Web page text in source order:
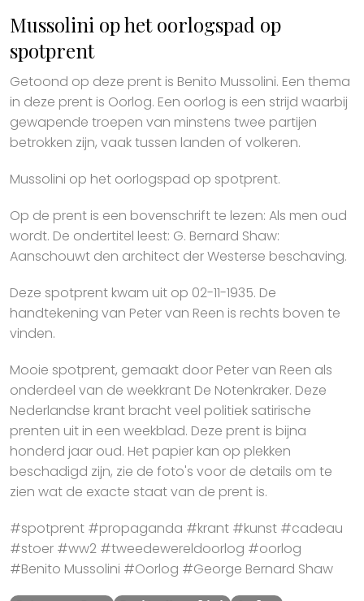
Mussolini op het oorlogspad op
spotprent
Getoond op deze prent is Benito Mussolini. Een thema
in deze prent is Oorlog. Een oorlog is een strijd waarbij
gewapende troepen van minstens twee partijen
betrokken zijn, vaak tussen landen of volkeren.
Mussolini op het oorlogspad op spotprent.
Op de prent is een bovenschrift te lezen: Als men oud
wordt. De ondertitel leest: G. Bernard Shaw:
Aanschouwt den architect der Westerse beschaving.
Deze spotprent kwam uit op 02-11-1935. De
handtekening van Peter van Reen is rechts boven te
vinden.
Mooie spotprent, gemaakt door Peter van Reen als
onderdeel van de weekkrant De Notenkraker. Deze
Nederlandse krant bracht veel politiek satirische
prenten uit in een weekblad. Deze prent is bijna
honderd jaar oud. Het papier kan op plekken
beschadigd zijn, zie de foto's voor de details om te
zien wat de exacte staat van de prent is.
#spotprent #propaganda #krant #kunst #cadeau
#stoer #ww2 #tweedewereldoorlog #oorlog
#Benito Mussolini #Oorlog #George Bernard Shaw